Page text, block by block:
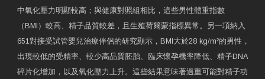
中氧化壓力明顯較高；與健康對照組相比，這些男性體重指數
（BMI）較高、精子品質較差，且生殖荷爾蒙指標異常。另一項納入
651對接受試管嬰兒治療伴侶的研究顯示，BMI大於28 kg/m²的男性，
出現較低的受精率、較少高品質胚胎、臨床懷孕機率降低、精子DNA
碎片化增加，以及氧化壓力上升。這些結果意味著過重可能對精子功